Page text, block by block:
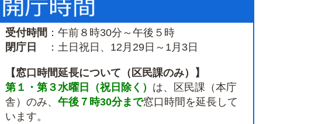
受付時間 ：午前８時30分～午後５時
閉庁日
：土日祝日、12月29日～1月3日
【窓口時間延長について（区民課のみ）】
第１・第３水曜日（祝日除く） は、区民課（本庁
舎）のみ、 午後７時30分まで窓口時間を延長して
います。